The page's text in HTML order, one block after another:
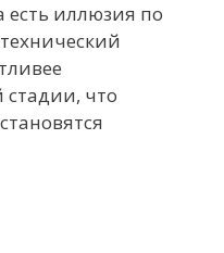
есть иллюзия по
стадии, что